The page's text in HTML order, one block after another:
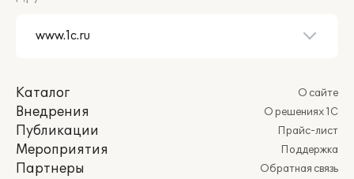
Каталог
Внедрения
Публикации
Мероприятия
Партнеры
О сайте
О решениях 1С
Прайс-лист
Поддержка
Обратная связь